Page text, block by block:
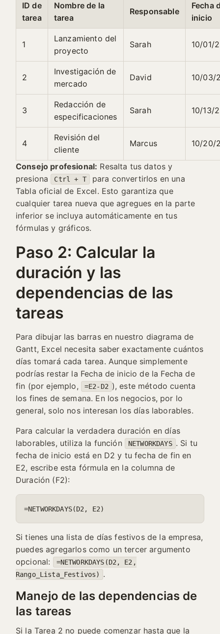
ID de
tarea
Nombre de la
tarea
Responsable
Fecha
inicio
1
Lanzamiento del
proyecto
Sarah 10/01/
2
Investigación de
mercado
David 10/03/
3
Redacción de
especificaciones
Sarah 10/13/
4
Revisión del
cliente
Marcus 10/20/
Consejo profesional: Resalta tus datos y
presiona
Ctrl + T
para convertirlos en una
Tabla oficial de Excel. Esto garantiza que
cualquier tarea nueva que agregues en la parte
inferior se incluya automáticamente en tus
fórmulas y gráficos.
Paso 2: Calcular la
duración y las
dependencias de las
tareas
Para dibujar las barras en nuestro diagrama de
Gantt, Excel necesita saber exactamente cuántos
días tomará cada tarea. Aunque simplemente
podrías restar la Fecha de inicio de la Fecha de
fin (por ejemplo,
=E2-D2 ), este método cuenta
los fines de semana. En los negocios, por lo
general, solo nos interesan los días laborables.
Para calcular la verdadera duración en días
laborables, utiliza la función
NETWORKDAYS . Si tu
fecha de inicio está en D2 y tu fecha de fin en
E2, escribe esta fórmula en la columna de
Duración (F2):
=NETWORKDAYS(D2, E2)
Si tienes una lista de días festivos de la empresa,
puedes agregarlos como un tercer argumento
opcional:
=NETWORKDAYS(D2, E2,
Rango_Lista_Festivos)
.
Manejo de las dependencias de
las tareas
Si la Tarea 2 no puede comenzar hasta que la